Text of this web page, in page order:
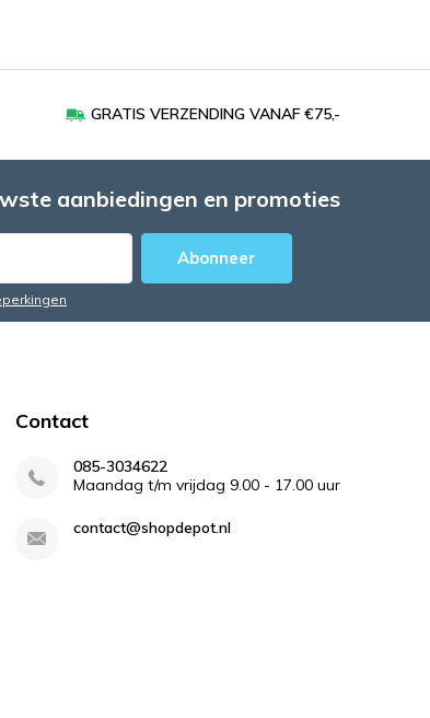
GRATIS VERZENDING VANAF €75,-
aanbiedingen en promoties
Abonneer
Contact
085-3034622
Maandag t/m vrijdag 9.00 - 17.00 uur
contact@shopdepot.nl